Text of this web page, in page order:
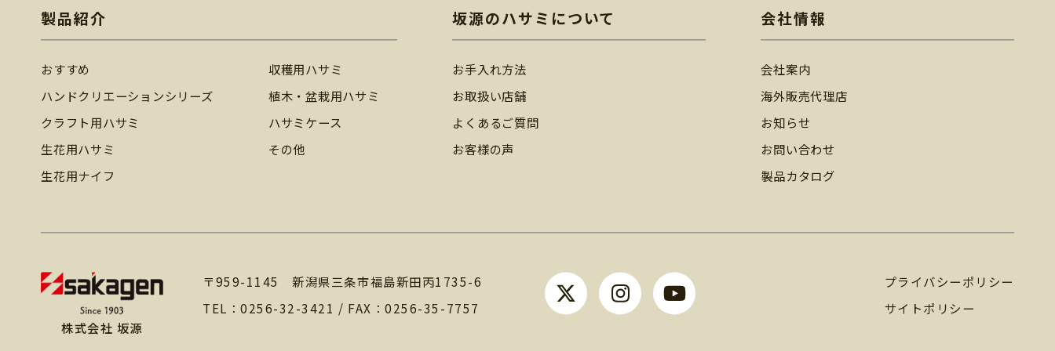
製品紹介
おすすめ
ハンドクリエーションシリーズ
クラフト用ハサミ
生花用ハサミ
生花用ナイフ
収穫用ハサミ
植木・盆栽用ハサミ
ハサミケース
その他
坂源のハサミについて
お手入れ方法
お取扱い店舗
よくあるご質問
お客様の声
会社情報
会社案内
海外販売代理店
お知らせ
お問い合わせ
製品カタログ
株式会社 坂源
〒959-1145 新潟県三条市福島新田丙1735-6
TEL：0256-32-3421 / FAX：0256-35-7757
プライバシーポリシー
サイトポリシー